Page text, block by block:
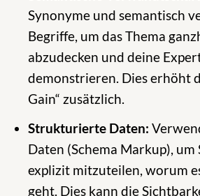
Synonyme und semantisch
Begriffe, um das Thema
abzudecken und deine
demonstrieren. Dies erhöht
Gain“ zusätzlich.
Strukturierte Daten:
Daten (Schema Markup), um
explizit mitzuteilen, worum
geht. Dies kann die